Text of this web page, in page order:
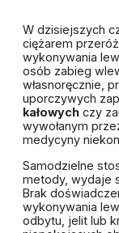
W dzisiejszych
ciężarem
wykonywania
osób zabieg
własnoręcznie,
uporczywych
kałowych czy
wywołanym
medycyny
Samodzielne
metody, wydaje
Brak
wykonywania
odbytu, jelit lub